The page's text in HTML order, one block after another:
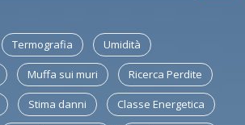
Termografia Umidità
Muffa sui muri Ricerca Perdite
Stima danni Classe Energetica